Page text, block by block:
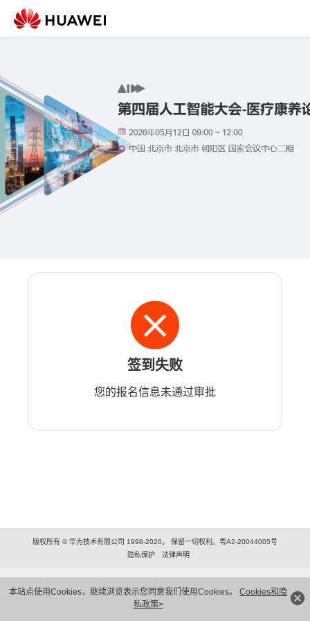
本站点使用Cookies，继续浏览表示您同意我们使用Cookies。 Cookies和隐
私政策>
签到失败
您的报名信息未通过审批
版权所有 © 华为技术有限公司 1998-2026。 保留一切权利。粤A2-20044005号
隐私保护
法律声明